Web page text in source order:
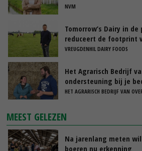
NVM
Tomorrow’s Dairy in
reduceert de footprint
VREUGDENHIL DAIRY FOODS
Het Agrarisch Bedrijf
ondersteuning bij je
HET AGRARISCH BEDRIJF VAN
MEEST GELEZEN
Na jarenlang meten
boeren nu erkenning